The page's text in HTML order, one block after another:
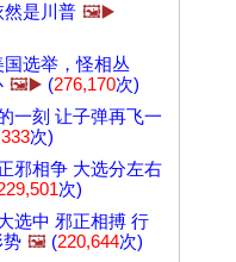
然是川普 🖼️▶️
选举，怪相丛
🖼️▶️ (276,170次)
一刻 让子弹再飞一
次)
邪相争 大选分左右
次)
选中 邪正相搏 行
势 🖼️ (220,644次)